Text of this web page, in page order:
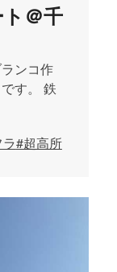
＠千
ンコ作
す。 鉄
#超高所